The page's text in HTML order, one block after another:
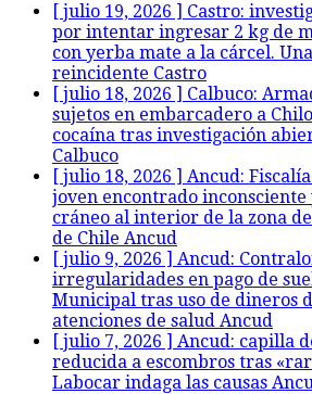
[ julio 19, 2026 ] Castro:
por intentar ingresar 2 kg de
con yerba mate a la cárcel.
reincidente Castro
[ julio 18, 2026 ] Calbuco:
sujetos en embarcadero a
cocaína tras investigación
Calbuco
[ julio 18, 2026 ] Ancud:
joven encontrado inconsciente
cráneo al interior de la zona
de Chile Ancud
[ julio 9, 2026 ] Ancud:
irregularidades en pago de
Municipal tras uso de dineros
atenciones de salud Ancud
[ julio 7, 2026 ] Ancud: capilla
reducida a escombros tras
Labocar indaga las causas